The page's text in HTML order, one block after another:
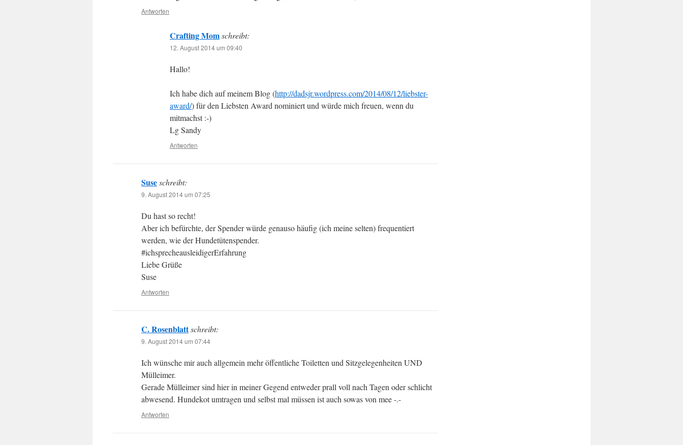
Antworten
Crafting Momschreibt:
12. August 2014 um 09:40
Hallo!
Ich habe dich auf meinem Blog (http://dadsjr.wordpress.com/2014/08/12/liebster-
award/) für den Liebsten Award nominiert und würde mich freuen, wenn du
mitmachst :-)
Lg Sandy
Antworten
Suseschreibt:
9. August 2014 um 07:25
Du hast so recht!
Aber ich befürchte, der Spender würde genauso häufig (ich meine selten) frequentiert
werden, wie der Hundetütenspender.
#ichsprecheausleidigerErfahrung
Liebe Grüße
Suse
Antworten
C. Rosenblattschreibt:
9. August 2014 um 07:44
Ich wünsche mir auch allgemein mehr öffentliche Toiletten und Sitzgelegenheiten UND
Mülleimer.
Gerade Mülleimer sind hier in meiner Gegend entweder prall voll nach Tagen oder schlicht
abwesend. Hundekot umtragen und selbst mal müssen ist auch sowas von mee -.-
Antworten